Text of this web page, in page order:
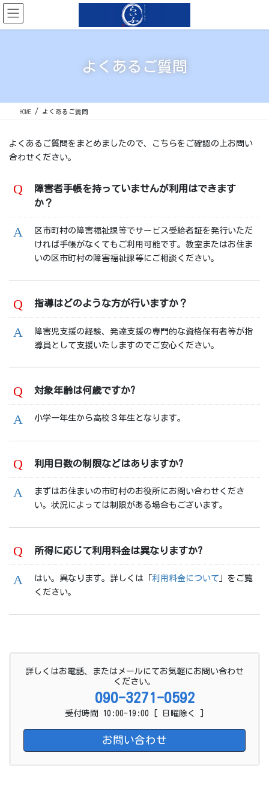
コ
ン
テ
ナ
ビ
ゲ
よくあるご質問
HOME よくあるご質問
よくあるご質問をまとめましたので、こちらをご確認の上お問い
合わせください。
障害者手帳を持っていませんが利用はできます
か？
区市町村の障害福祉課等でサービス受給者証を発行いただ
ければ手帳がなくてもご利用可能です。教室またはお住ま
いの区市町村の障害福祉課等にご相談ください。
指導はどのような方が行いますか？
障害児支援の経験、発達支援の専門的な資格保有者等が指
導員として支援いたしますのでご安心ください。
対象年齢は何歳ですか?
小学一年生から高校３年生となります。
利用日数の制限などはありますか?
まずはお住まいの市町村のお役所にお問い合わせくださ
い。状況によっては制限がある場合もございます。
所得に応じて利用料金は異なりますか?
はい。異なります。詳しくは「 利用料金について 」をご覧
ください。
詳しくはお電話、またはメールにてお気軽にお問い合わせ
ください。
090-3271-0592
受付時間 10:00-19:00 [ 日曜除く ]
お問い合わせ